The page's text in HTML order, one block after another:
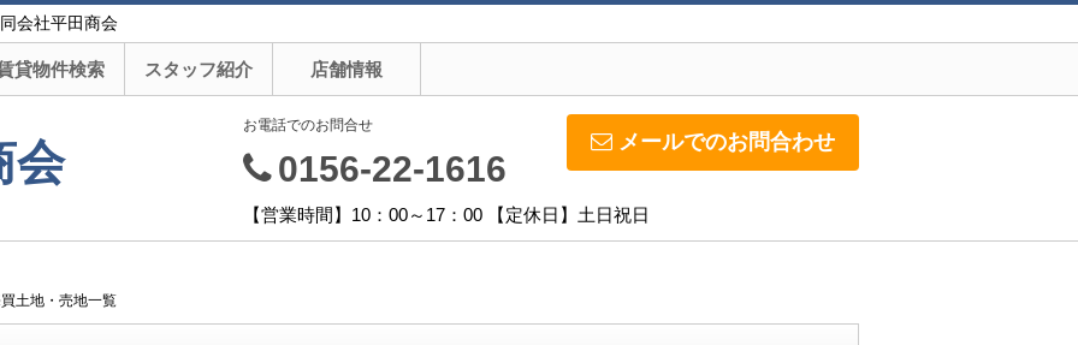
会社平田商会
貸物件検索 スタッフ紹介 店舗情報
会 メールでのお問合わせ
お電話でのお問合せ
0156-22-1616
【営業時間】10：00～17：00 【定休日】土日祝日
土地・売地一覧